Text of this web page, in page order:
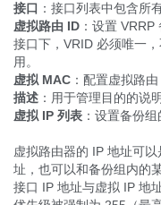
接口 ：接口列表中包含所
虚拟路由 ID ：设置
接口下，VRID 必须唯一
用。
虚拟 MAC ：配置虚拟路
描述 ：用于管理目的的说
虚拟 IP 列表 ：设置备份组
虚拟路由器的 IP 地址可
址，也可以和备份组内的
接口 IP 地址与虚拟 IP 地